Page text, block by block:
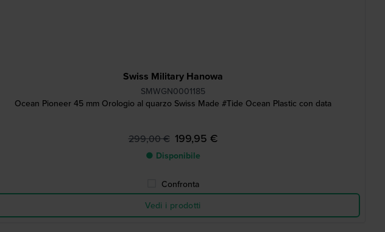
Swiss Military Hanowa
SMWGN0001185
Ocean Pioneer 45 mm Orologio al quarzo Swiss Made #Tide Ocean Plastic con data
299,00 € 199,95 €
● Disponibile
Confronta
Vedi i prodotti